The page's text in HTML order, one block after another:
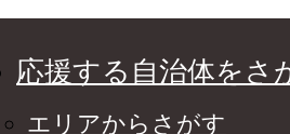
応援する自治体をさ
エリアからさがす